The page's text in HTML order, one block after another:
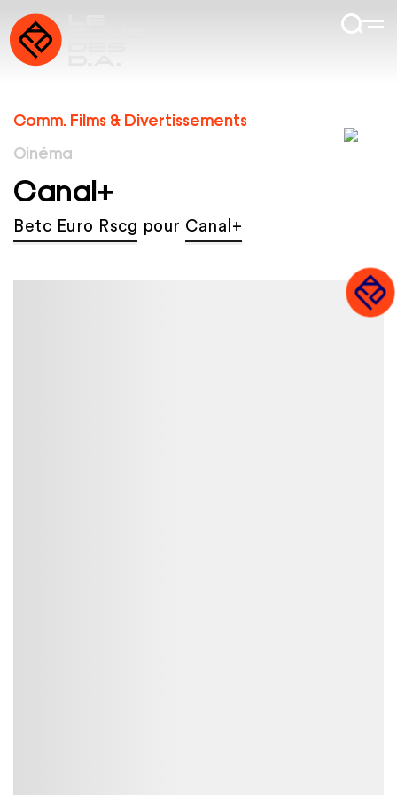
Comm. Films & Divertissements
Cinéma
Canal+
Betc Euro Rscg pour Canal+